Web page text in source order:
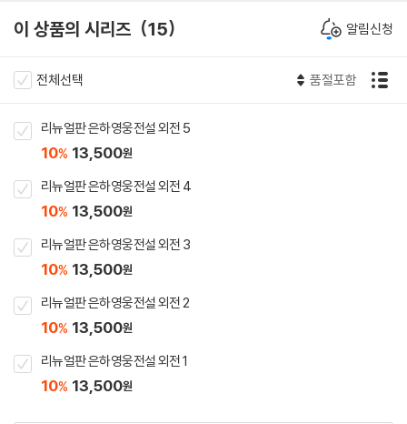
이 상품의 시리즈 15 알림신청
전체선택 품절포함
리뉴얼판 은하영웅전설 외전 5
10% 13,500원
리뉴얼판 은하영웅전설 외전 4
10% 13,500원
리뉴얼판 은하영웅전설 외전 3
10% 13,500원
리뉴얼판 은하영웅전설 외전 2
10% 13,500원
리뉴얼판 은하영웅전설 외전 1
10% 13,500원